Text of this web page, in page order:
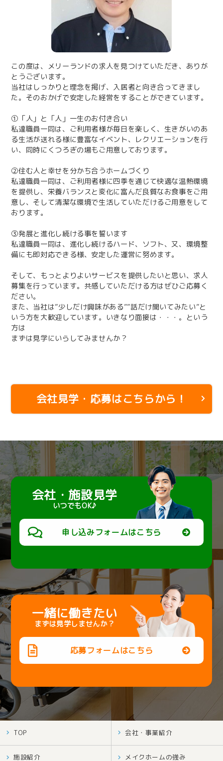
この度は、メリーランドの求人を見つけていただき、ありが
とうございます。
当社はしっかりと理念を掲げ、入居者と向き合ってきまし
た。そのおかげで安定した経営をすることができています。
①「人」と「人」一生のお付き合い
私達職員一同は、ご利用者様が毎日を楽しく、生きがいのあ
る生活が送れる様に豊富なイベント、レクリエーションを行
い、同時にくつろぎの場もご用意しております。
②住む人と幸せを分かち合うホームづくり
私達職員一同は、ご利用者様に四季を通じて快適な温熱環境
を提供し、栄養バランスと変化に富んだ良質なお食事をご用
意し、そして清潔な環境で生活していただけるご用意をして
おります。
③発展と進化し続ける事を誓います
私達職員一同は、進化し続けるハード、ソフト、又、環境整
備にも即対応できる様、安定した運営に努めます。
そして、もっとよりよいサービスを提供したいと思い、求人
募集を行っています。共感していただける方はぜひご応募く
ださい。
また、当社は”少しだけ興味がある””話だけ聞いてみたい”と
いう方を大歓迎しています。いきなり面接は・・・。という
方は
まずは見学にいらしてみませんか？
会社見学・応募はこちらから！
会社・施設見学
いつでもOK♪
申し込みフォームはこちら
一緒に働きたい
まずは見学しませんか？
応募フォームはこちら
TOP 会社・事業紹介
施設紹介 メイクホームの強み